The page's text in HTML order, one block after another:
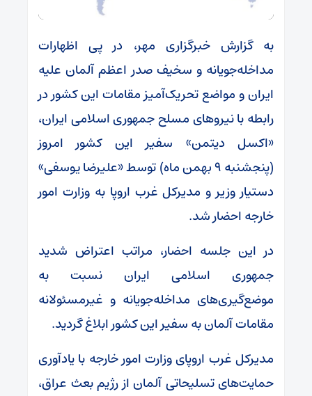
به گزارش خبرگزاری مهر، در پی اظهارات
مداخله‌جویانه و سخیف صدر اعظم آلمان علیه
ایران و مواضع تحریک‌آمیز مقامات این کشور در
رابطه با نیروهای مسلح جمهوری اسلامی ایران،
«اکسل دیتمن» سفیر این کشور امروز
(پنجشنبه ۹ بهمن ماه) توسط «علیرضا یوسفی»
دستیار وزیر و مدیرکل غرب اروپا به وزارت امور
خارجه احضار شد.
در این جلسه احضار، مراتب اعتراض شدید
جمهوری اسلامی ایران نسبت به
موضع‌گیری‌های مداخله‌جویانه و غیرمسئولانه
مقامات آلمان به سفیر این کشور ابلاغ گردید.
مدیرکل غرب اروپای وزارت امور خارجه با یادآوری
حمایت‌های تسلیحاتی آلمان از رژیم بعث عراق،